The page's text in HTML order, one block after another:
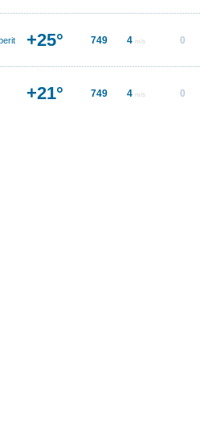
+25° 749 4 m/s 0
+21° 749 4 m/s 0